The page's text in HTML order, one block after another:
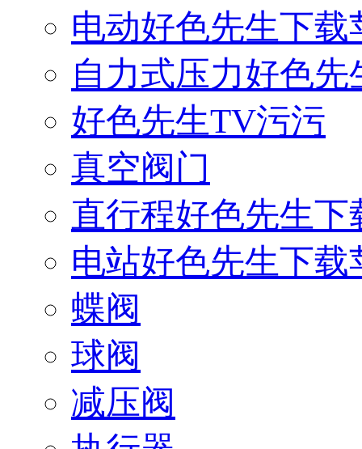
电动好色先生下
自力式压力好色
好色先生TV污污
真空阀门
直行程好色先生
电站好色先生下
蝶阀
球阀
减压阀